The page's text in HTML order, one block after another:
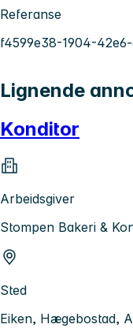
Referanse
f4599e38-1904-
Lignende
Konditor
Arbeidsgiver
Stompen Bakeri &
Sted
Eiken, Hægebostad,